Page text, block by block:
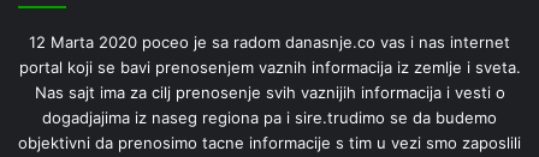
12 Marta 2020 poceo je sa radom danasnje.co vas i nas internet
portal koji se bavi prenosenjem vaznih informacija iz zemlje i sveta.
Nas sajt ima za cilj prenosenje svih vaznijih informacija i vesti o
dogadjajima iz naseg regiona pa i sire.trudimo se da budemo
objektivni da prenosimo tacne informacije s tim u vezi smo zaposlili